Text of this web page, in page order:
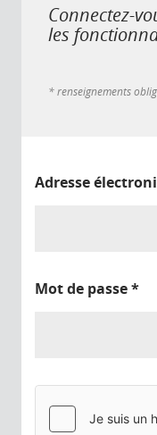
Connectez-
les
* renseignements
Adresse
Mot de passe*